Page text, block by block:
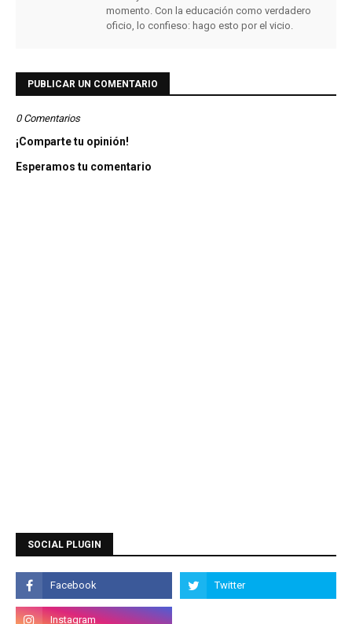
momento. Con la educación como verdadero
oficio, lo confieso: hago esto por el vicio.
PUBLICAR UN COMENTARIO
0 Comentarios
¡Comparte tu opinión!
Esperamos tu comentario
SOCIAL PLUGIN